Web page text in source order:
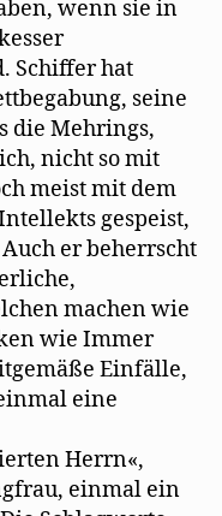
wenn sie in
Schiffer hat
seine
die Mehrings,
nicht so mit
meist mit dem
gespeist,
er beherrscht
machen wie
wie Immer
Einfälle,
eine
Herrn«,
einmal ein